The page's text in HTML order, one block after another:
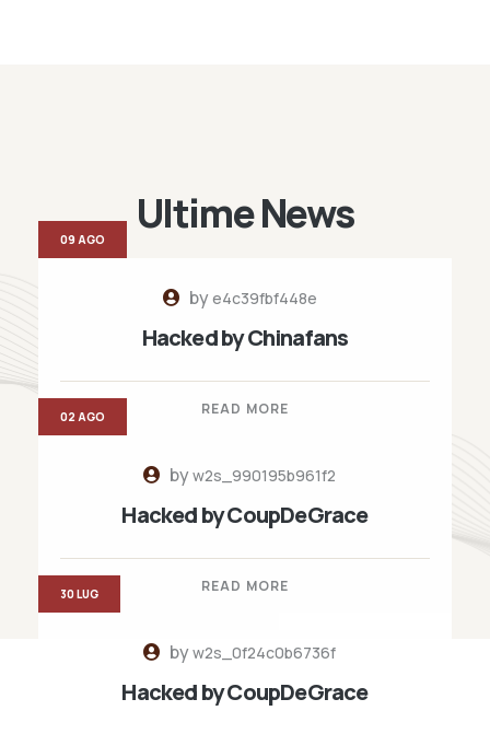
Ultime News
bye4c39fbf448e
Hacked by Chinafans
READ MORE
09 AGO
byw2s_990195b961f2
Hacked by CoupDeGrace
READ MORE
02 AGO
byw2s_0f24c0b6736f
Hacked by CoupDeGrace
30 LUG